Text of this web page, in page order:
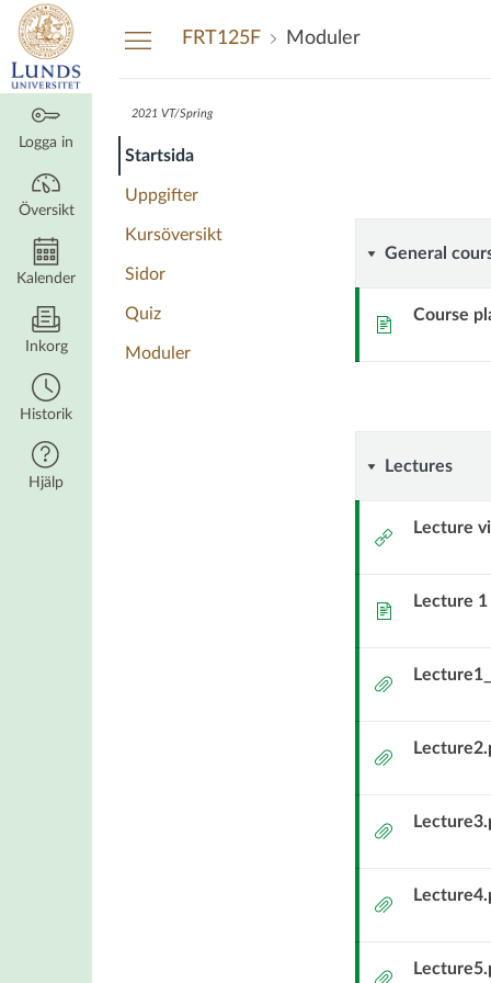
Översikt
Logga in
Översikt
Kalender
Inkorg
Historik
Hjälp
FRT125F Moduler
2021 VT/Spring
Startsida
Uppgifter
Kursöversikt
Sidor
Quiz
Moduler
General
course
General
Sida Course
Lectures
Lectures
ExternLecture
Sida Lecture
Bilaga
Bilaga
Bilaga
Bilaga
Bilaga